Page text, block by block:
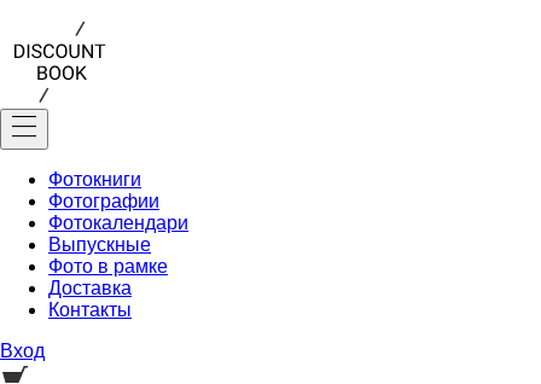
Фотокниги
Фотографии
Фотокалендари
Выпускные
Фото в рамке
Доставка
Контакты
Вход